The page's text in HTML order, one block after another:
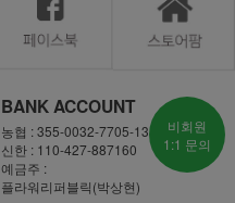
BANK ACCOUNT
농협 : 355-0032-7705-13
신한 : 110-427-887160
예금주 :
플라워리퍼블릭(박상현)
비회원
1:1 문의